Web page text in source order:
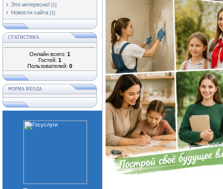
Это интересно! [1]
Новости сайта [1]
СТАТИСТИКА
Онлайн всего: 1
Гостей: 1
Пользователей: 0
ФОРМА ВХОДА